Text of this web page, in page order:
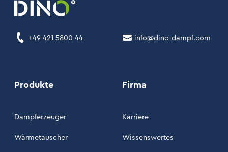
+49 421 5800 44 info@dino-dampf.com
Produkte
Dampferzeuger
Wärmetauscher
Firma
Karriere
Wissenswertes